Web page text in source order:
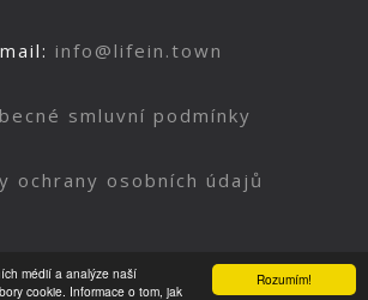
Rozumím!
médií a analýze naší
cookie. Informace o tom, jak
info@lifein.town
smluvní podmínky
ochrany osobních údajů
Nahoru